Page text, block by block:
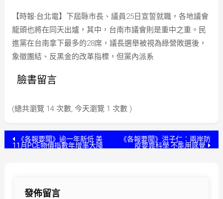
【時報-台北電】下屆縣市長、議員25日宣誓就職，各地議會
龍頭也將在同天出爐，其中，台南市議會則是重中之重。民
進黨在台南拿下最多的28席，議長選舉被視為綠營敗選後，
象徵團結、反黑金的改革指標，但黨內派系
臉書留言
(總共瀏覽 14 次數, 今天瀏覽 1 次數 )
文 《各報要聞》逾一年新低 美
11月PCE物價指數年增率大降
《各報要聞》洪子仁：兩岸防
疫要靠科學 不能用感覺
發佈留言